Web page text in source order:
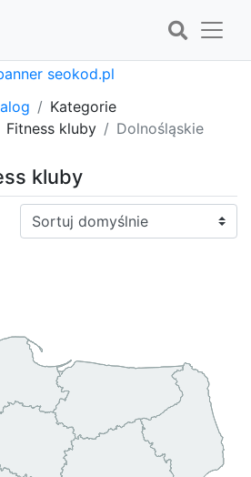
Kategorie
Fitness kluby Dolnośląskie
kluby
Sortuj: